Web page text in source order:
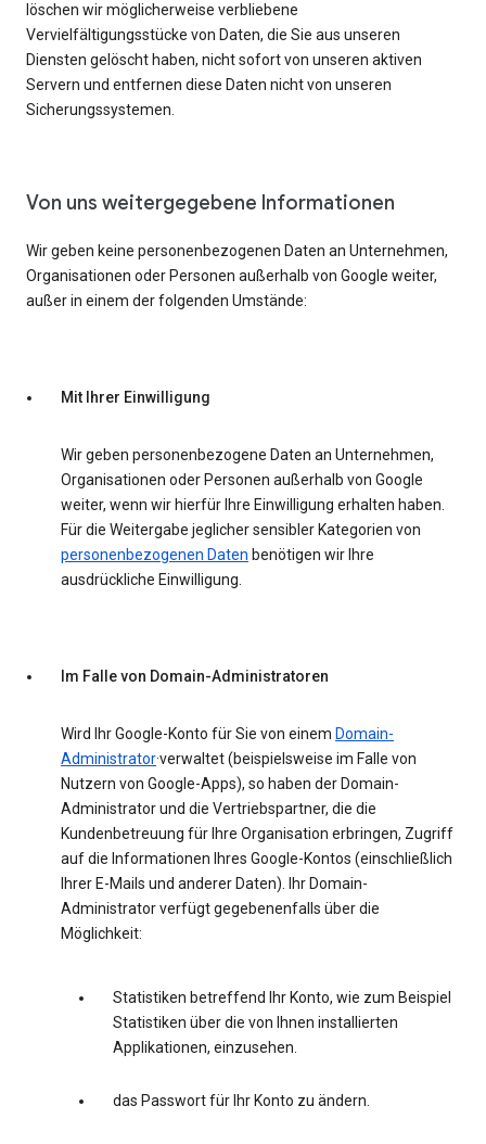
löschen wir möglicherweise verbliebene
Vervielfältigungsstücke von Daten, die Sie aus unseren
Diensten gelöscht haben, nicht sofort von unseren aktiven
Servern und entfernen diese Daten nicht von unseren
Sicherungssystemen.
Von uns weitergegebene Informationen
Wir geben keine personenbezogenen Daten an Unternehmen,
Organisationen oder Personen außerhalb von Google weiter,
außer in einem der folgenden Umstände:
Mit Ihrer Einwilligung
Wir geben personenbezogene Daten an Unternehmen,
Organisationen oder Personen außerhalb von Google
weiter, wenn wir hierfür Ihre Einwilligung erhalten haben.
Für die Weitergabe jeglicher sensibler Kategorien von
personenbezogenen Daten benötigen wir Ihre
ausdrückliche Einwilligung.
Im Falle von Domain-Administratoren
Wird Ihr Google-Konto für Sie von einem Domain-
Administrator·verwaltet (beispielsweise im Falle von
Nutzern von Google-Apps), so haben der Domain-
Administrator und die Vertriebspartner, die die
Kundenbetreuung für Ihre Organisation erbringen, Zugriff
auf die Informationen Ihres Google-Kontos (einschließlich
Ihrer E-Mails und anderer Daten). Ihr Domain-
Administrator verfügt gegebenenfalls über die
Möglichkeit:
Statistiken betreffend Ihr Konto, wie zum Beispiel
Statistiken über die von Ihnen installierten
Applikationen, einzusehen.
das Passwort für Ihr Konto zu ändern.